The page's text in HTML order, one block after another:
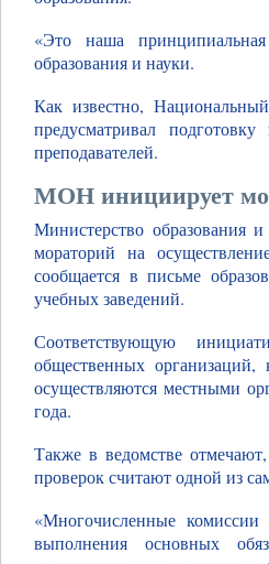
«Это наша
образования и науки.
Как известно,
предусматривал
преподавателей.
МОН инициирует
Министерство образования
мораторий на
сообщается в письме
учебных заведений.
Соответствующую
общественных
осуществляются местными
года.
Также в ведомстве
проверок считают одной из
«Многочисленные
выполнения основных